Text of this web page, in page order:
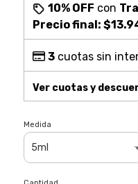
10% OFF con
Precio final:
3cuotas sin
Ver cuotas y
Medida